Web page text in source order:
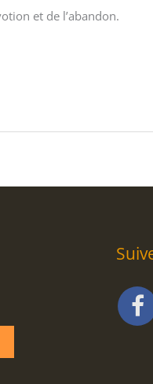
et de l’abandon.